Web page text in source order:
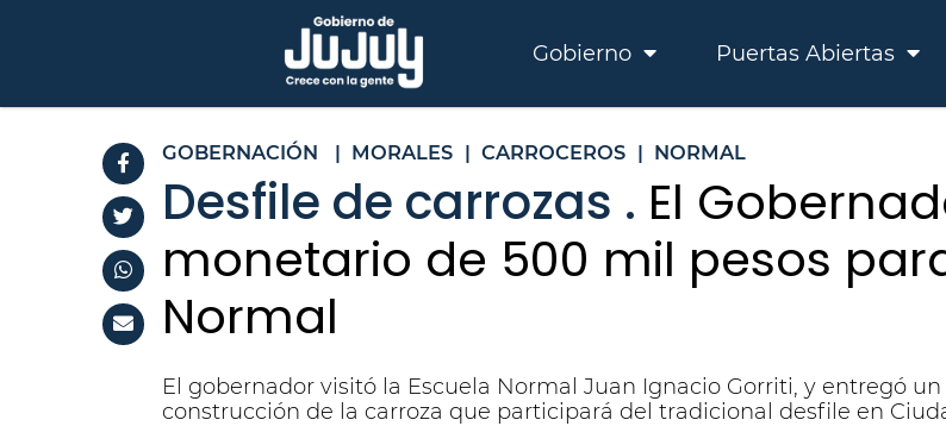
Gobierno Puertas Abiertas
GOBERNACIÓN | MORALES | CARROCEROS | NORMAL
Desfile de carrozas . El
monetario de 500 mil pesos
Normal
El gobernador visitó la Escuela Normal Juan Ignacio Gorriti, y entregó
construcción de la carroza que participará del tradicional desfile en